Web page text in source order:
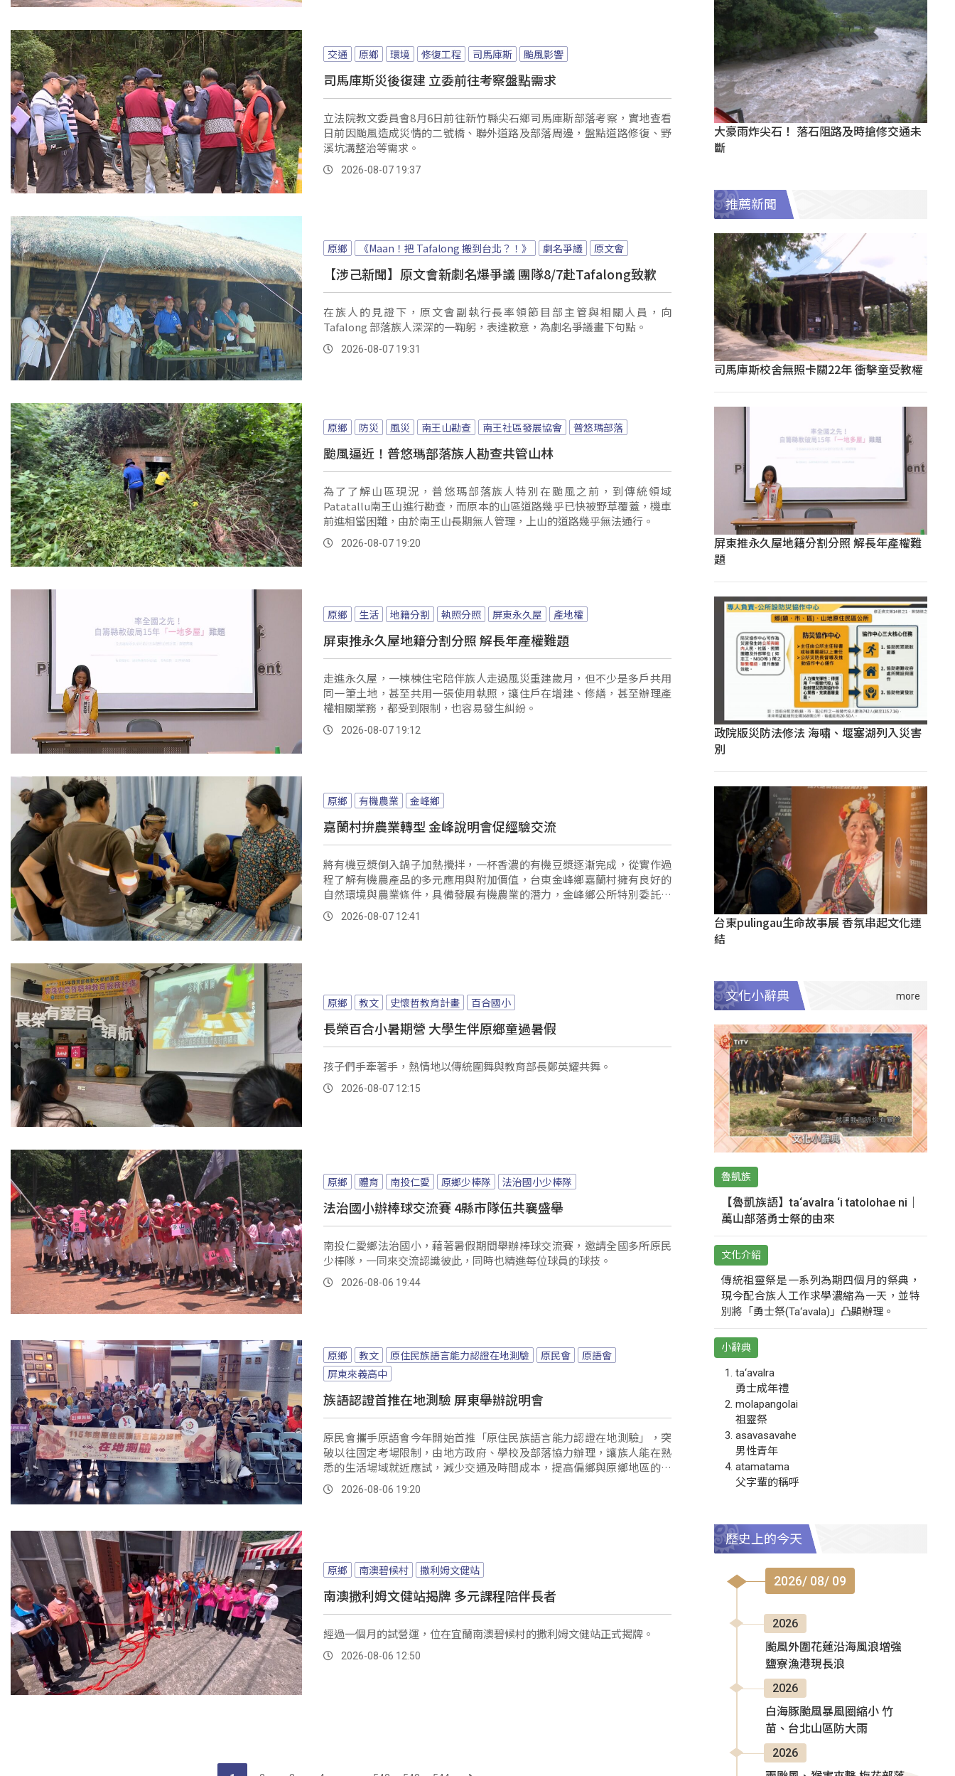
交通 原鄉 環境 修復工程 司馬庫斯 颱風影響
司馬庫斯災後復建 立委前往考察盤點需求
立法院教文委員會8月6日前往新竹縣尖石鄉司馬庫斯部落考察，實地查看
日前因颱風造成災情的二號橋、聯外道路及部落周邊，盤點道路修復、野
溪坑溝整治等需求。
2026-08-07 19:37
原鄉 《Maan！把 Tafalong 搬到台北？！》 劇名爭議 原文會
【涉己新聞】原文會新劇名爆爭議 團隊8/7赴Tafalong致歉
在族人的見證下，原文會副執行長率領節目部主管與相關人員，向
Tafalong 部落族人深深的一鞠躬，表達歉意，為劇名爭議畫下句點。
2026-08-07 19:31
原鄉 防災 風災 南王山勘查 南王社區發展協會 普悠瑪部落
颱風逼近！普悠瑪部落族人勘查共管山林
為了了解山區現況，普悠瑪部落族人特別在颱風之前，到傳統領域
Patatallu南王山進行勘查，而原本的山區道路幾乎已快被野草覆蓋，機車
前進相當困難，由於南王山長期無人管理，上山的道路幾乎無法通行。
2026-08-07 19:20
原鄉 生活 地籍分割 執照分照 屏東永久屋 產地權
屏東推永久屋地籍分割分照 解長年產權難題
走進永久屋，一棟棟住宅陪伴族人走過風災重建歲月，但不少是多戶共用
同一筆土地，甚至共用一張使用執照，讓住戶在增建、修繕，甚至辦理產
權相關業務，都受到限制，也容易發生糾紛。
2026-08-07 19:12
原鄉 有機農業 金峰鄉
嘉蘭村拚農業轉型 金峰說明會促經驗交流
將有機豆漿倒入鍋子加熱攪拌，一杯香濃的有機豆漿逐漸完成，從實作過
程了解有機農產品的多元應用與附加價值，台東金峰鄉嘉蘭村擁有良好的
自然環境與農業條件，具備發展有機農業的潛力，金峰鄉公所特別委託辦
理《有機促進區農民輔導說明會》，協助農民掌握政策方向與實務操作。
2026-08-07 12:41
原鄉 教文 史懷哲教育計畫 百合國小
長榮百合小暑期營 大學生伴原鄉童過暑假
孩子們手牽著手，熱情地以傳統圍舞與教育部長鄭英耀共舞。
2026-08-07 12:15
原鄉 體育 南投仁愛 原鄉少棒隊 法治國小少棒隊
法治國小辦棒球交流賽 4縣市隊伍共襄盛舉
南投仁愛鄉法治國小，藉著暑假期間舉辦棒球交流賽，邀請全國多所原民
少棒隊，一同來交流認識彼此，同時也精進每位球員的球技。
2026-08-06 19:44
原鄉 教文 原住民族語言能力認證在地測驗 原民會
原語會
屏東來義高中
族語認證首推在地測驗 屏東舉辦說明會
原民會攜手原語會今年開始首推「原住民族語言能力認證在地測驗」，突
破以往固定考場限制，由地方政府、學校及部落協力辦理，讓族人能在熟
悉的生活場域就近應試，減少交通及時間成本，提高偏鄉與原鄉地區的參
與率。2026-08-06 19:20
原鄉 南澳碧候村 撒利姆文健站
南澳撒利姆文健站揭牌 多元課程陪伴長者
經過一個月的試營運，位在宜蘭南澳碧候村的撒利姆文健站正式揭牌。
2026-08-06 12:50
大豪雨炸尖石！ 落石阻路及時搶修交通未
斷
推薦新聞
司馬庫斯校舍無照卡關22年 衝擊童受教權
屏東推永久屋地籍分割分照 解長年產權難
題
政院版災防法修法 海嘯、堰塞湖列入災害
別
台東pulingau生命故事展 香氛串起文化連
結
文化小辭典
魯凱族
【魯凱族語】ta‘avalra ‘i tatolohae ni｜
萬山部落勇士祭的由來
文化介紹
傳統祖靈祭是一系列為期四個月的祭典，
現今配合族人工作求學濃縮為一天，並特
別將「勇士祭(Ta‘avala)」凸顯辦理。
小辭典
ta‘avalra
勇士成年禮
molapangolai
祖靈祭
asavasavahe
男性青年
atamatama
父字輩的稱呼
歷史上的今天
2026/ 08/ 09
2026
颱風外圍花蓮沿海風浪增強
鹽寮漁港現長浪
2026
白海豚颱風暴風圈縮小 竹
苗、台北山區防大雨
2026